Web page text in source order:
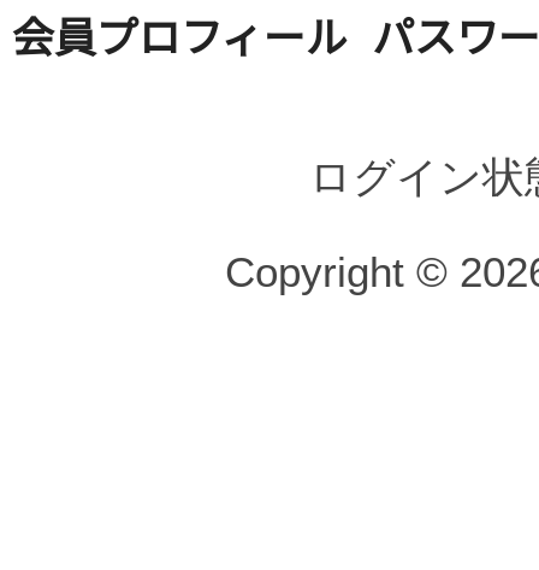
会員プロフィール パスワ
ログイン
Copyright ©